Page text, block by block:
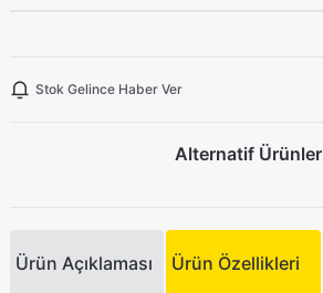
Stok Gelince Haber Ver
Alternatif Ürünler
Ürün Açıklaması Ürün Özellikleri